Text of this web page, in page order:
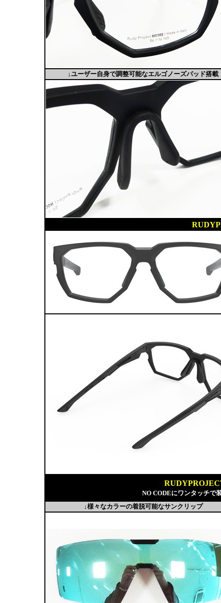
↓ユーザー自身で調整可能なエルゴノーズパッド搭載
NO CODEにワンタッチで
↓様々なカラーの着脱可能なサンクリップ